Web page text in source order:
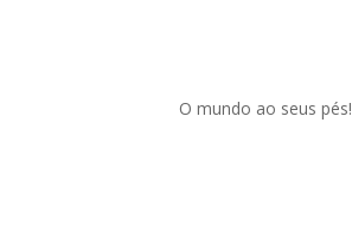
O mundo ao seus pés!